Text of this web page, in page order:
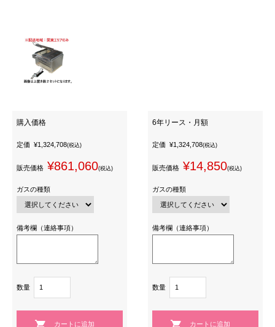
購入価格
定価 ¥1,324,708(税込)
販売価格 ¥861,060(税込)
ガスの種類
備考欄（連絡事項）
数量
6年リース・月額
定価 ¥1,324,708(税込)
販売価格 ¥14,850(税込)
ガスの種類
備考欄（連絡事項）
数量